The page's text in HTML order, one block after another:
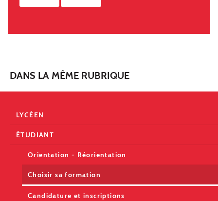
DANS LA MÊME RUBRIQUE
LYCÉEN
ÉTUDIANT
Orientation - Réorientation
Choisir sa formation
Candidature et inscriptions